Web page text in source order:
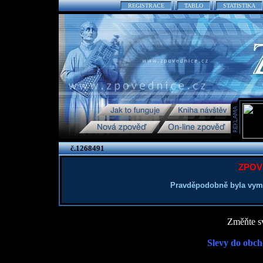
REGISTRACE TABLO STATISTIKA
č.1268491
Pravděpodobně byla
Změňte
Slevy do